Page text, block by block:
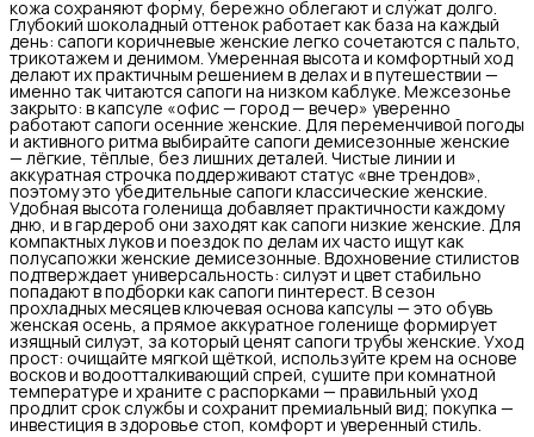
кожа сохраняют форму, бережно облегают и служат долго.
Глубокий шоколадный оттенок работает как база на каждый
день: сапоги коричневые женские легко сочетаются с пальто,
трикотажем и денимом. Умеренная высота и комфортный ход
делают их практичным решением в делах и в путешествии —
именно так читаются сапоги на низком каблуке. Межсезонье
закрыто: в капсуле «офис — город — вечер» уверенно
работают сапоги осенние женские. Для переменчивой погоды
и активного ритма выбирайте сапоги демисезонные женские
— лёгкие, тёплые, без лишних деталей. Чистые линии и
аккуратная строчка поддерживают статус «вне трендов»,
поэтому это убедительные сапоги классические женские.
Удобная высота голенища добавляет практичности каждому
дню, и в гардероб они заходят как сапоги низкие женские. Для
компактных луков и поездок по делам их часто ищут как
полусапожки женские демисезонные. Вдохновение стилистов
подтверждает универсальность: силуэт и цвет стабильно
попадают в подборки как сапоги пинтерест. В сезон
прохладных месяцев ключевая основа капсулы — это обувь
женская осень, а прямое аккуратное голенище формирует
изящный силуэт, за который ценят сапоги трубы женские. Уход
прост: очищайте мягкой щёткой, используйте крем на основе
восков и водоотталкивающий спрей, сушите при комнатной
температуре и храните с распорками — правильный уход
продлит срок службы и сохранит премиальный вид; покупка —
инвестиция в здоровье стоп, комфорт и уверенный стиль.